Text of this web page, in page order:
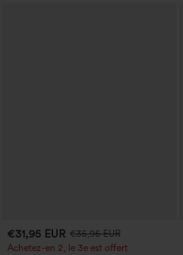
€31,95 EUR €35,95 EUR
Achetez-en 2, le 3e est offert